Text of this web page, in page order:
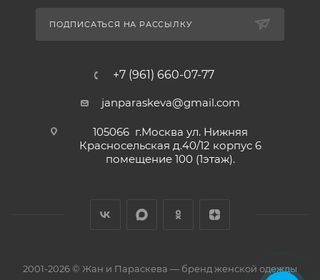
ПОДПИСАТЬСЯ НА РАССЫЛКУ
+7 (961) 660-07-77
janparaskeva@gmail.com
105066 г.Москва ул. Нижняя
Красносельская д.40/12 корпус 6
помещение 100 (1этаж).
2001-2026 © Жан и Параскева — бренд женской одежды